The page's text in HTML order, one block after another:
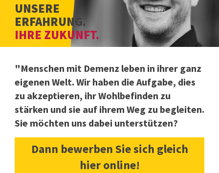
UNSERE
ERFAHRUNG.
IHRE ZUKUNFT.
"Menschen mit Demenz leben in ihrer ganz
eigenen Welt. Wir haben die Aufgabe, dies
zu akzeptieren, ihr Wohlbefinden zu
stärken und sie auf ihrem Weg zu begleiten.
Sie möchten uns dabei unterstützen?
Dann bewerben Sie sich gleich
hier online!